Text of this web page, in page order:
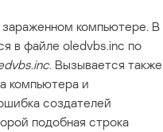
компьютере. В
в файле oledvbs.inc по
. Вызывается также
компьютера и
создателей
подобная строка